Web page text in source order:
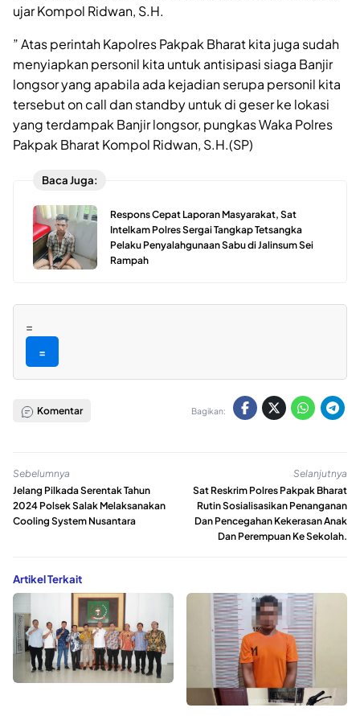
ujar Kompol Ridwan, S.H.
” Atas perintah Kapolres Pakpak Bharat kita juga sudah
menyiapkan personil kita untuk antisipasi siaga Banjir
longsor yang apabila ada kejadian serupa personil kita
tersebut on call dan standby untuk di geser ke lokasi
yang terdampak Banjir longsor, pungkas Waka Polres
Pakpak Bharat Kompol Ridwan, S.H.(SP)
Baca Juga:
Respons Cepat Laporan Masyarakat, Sat
Intelkam Polres Sergai Tangkap Tetsangka
Pelaku Penyalahgunaan Sabu di Jalinsum Sei
Rampah
=
=
Komentar Bagikan:
Sebelumnya
Jelang Pilkada Serentak Tahun
2024 Polsek Salak Melaksanakan
Cooling System Nusantara
Selanjutnya
Sat Reskrim Polres Pakpak Bharat
Rutin Sosialisasikan Penanganan
Dan Pencegahan Kekerasan Anak
Dan Perempuan Ke Sekolah.
Artikel Terkait